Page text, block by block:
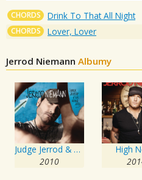
CHORDS Drink To That All Night
CHORDS Lover, Lover
Jerrod Niemann Albumy
Judge Jerrod & The Hung Jury
2010
High